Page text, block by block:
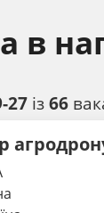
в
27 із66